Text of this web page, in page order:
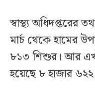
স্বাস্থ্য অধিদপ্তরের
মার্চ থেকে হামের
৮১৩ শিশুর। আর এখন
হয়েছে ৮ হাজার